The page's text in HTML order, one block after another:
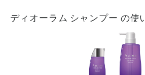
ディオーラム シャンプー の使